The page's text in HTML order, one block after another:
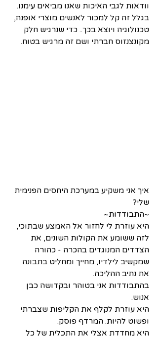
וודאות לגבי האיכות שאנו מביאים עימנו.
בגלל זה קל למכור לאנשים מוצרי אופנה,
טכנולוגיה ויוצא בכך.. כדי שנרגיש חלק
מקונצנזוס חברתי ושם זה מרגיש בטוח.
איך אני משקיע במערכת היחסים הפנימית
שלי?
~התבודדות~
היא עוזרת לי לחזור אל האמצע שבתוכי,
לזה ששומע את הקולות השונים, את
הצדדים המנוגדים בהכרה - כהורה
שמקשיב לילדיו, מחייך ומחליט בתבונה
את נתיב ההליכה.
בהתבודדות אני בטוהר ובקדושה כבן
אנוש.
היא עוזרת לקלף את הקליפות שצברתי
ופשוט להיות. המרדף פוסק.
היא מחדדת אצלי את התכלית של כל